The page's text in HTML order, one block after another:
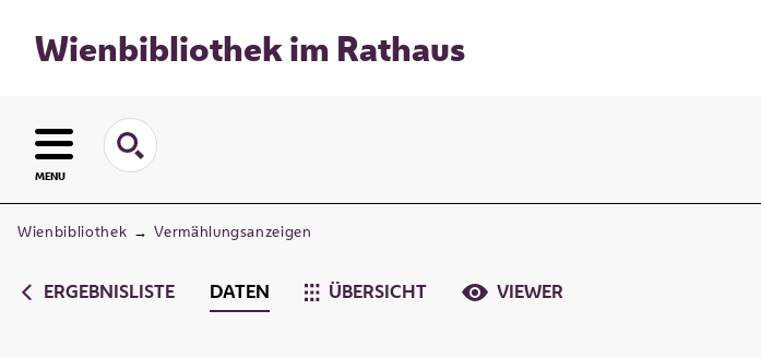
Wienbibliothek im Rathaus
MENU
Wienbibliothek → Vermählungsanzeigen
ERGEBNISLISTE DATEN ÜBERSICHT VIEWER